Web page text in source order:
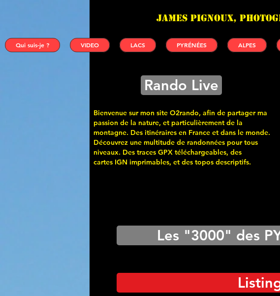
James PIGNOUX,
Qui suis-je ? VIDEO LACS PYRÉNÉES ALPES
Rando Live
Bienvenue sur mon site O2rando, afin de partager ma
passion de la nature, et particulièrement de la
montagne. Des itinéraires en France et dans le monde.
Découvrez une multitude de randonnées pour tous
niveaux. Des traces GPX téléchargeables, des
cartes IGN imprimables, et des topos descriptifs.
Les "3000" des